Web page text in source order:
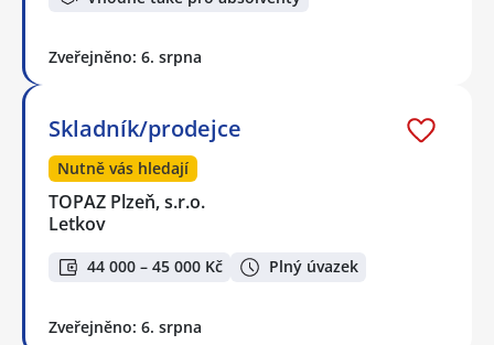
Zveřejněno: 6. srpna
Skladník/prodejce
Nutně vás hledají
TOPAZ Plzeň, s.r.o.
Letkov
44 000 – 45 000 Kč Plný úvazek
Zveřejněno: 6. srpna